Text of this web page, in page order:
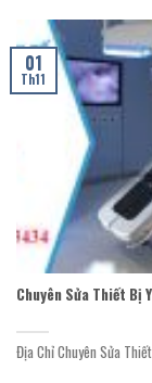
Chuyên Sửa Thiết Bị
Địa Chỉ Chuyên Sửa
01
Th11